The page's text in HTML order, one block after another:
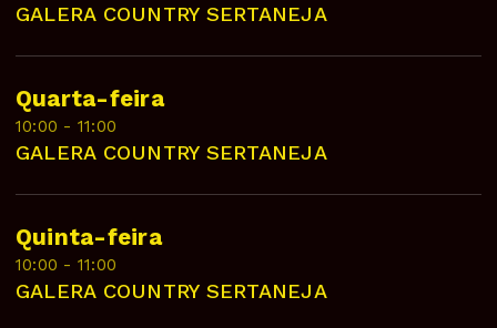
GALERA COUNTRY SERTANEJA
Quarta-feira
10:00 - 11:00
GALERA COUNTRY SERTANEJA
Quinta-feira
10:00 - 11:00
GALERA COUNTRY SERTANEJA